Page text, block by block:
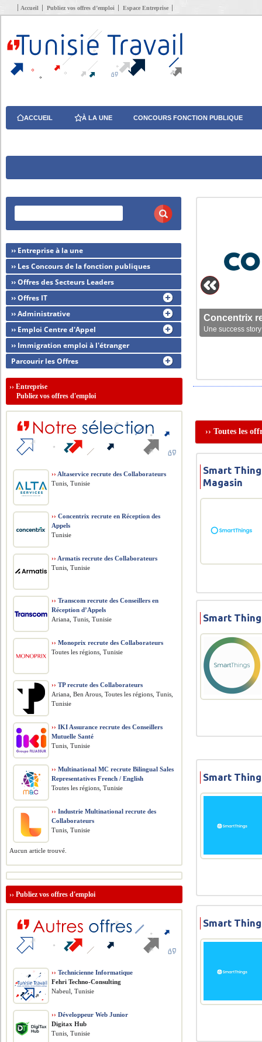
Accueil Publiez vos offres d’emploi Espace Entreprise
ACCUEIL À LA UNE CONCOURS FONCTION PUBLIQUE
Concentrix
Une success
›› Toutes les
Smart
Magasin
Smart
Smart
Smart
›› Entreprise à la une
›› Les Concours de la fonction publiques
›› Offres des Secteurs Leaders
›› Offres IT
›› Administrative
›› Emploi Centre d'Appel
›› Immigration emploi à l'étranger
Parcourir les Offres
››Entreprise
Publiez vos offres d'emploi
›› Altaservice recrute des Collaborateurs
Tunis, Tunisie
›› Concentrix recrute en Réception des
Appels
Tunisie
›› Armatis recrute des Collaborateurs
Tunis, Tunisie
›› Transcom recrute des Conseillers en
Réception d’Appels
Ariana, Tunis, Tunisie
›› Monoprix recrute des Collaborateurs
Toutes les régions, Tunisie
›› TP recrute des Collaborateurs
Ariana, Ben Arous, Toutes les régions, Tunis,
Tunisie
›› IKI Assurance recrute des Conseillers
Mutuelle Santé
Tunis, Tunisie
›› Multinational MC recrute Bilingual Sales
Representatives French / English
Toutes les régions, Tunisie
›› Industrie Multinational recrute des
Collaborateurs
Tunis, Tunisie
Aucun article trouvé.
››Publiez vos offres d'emploi
›› Technicienne Informatique
Fehri Techno-Consulting
Nabeul, Tunisie
›› Développeur Web Junior
Digitax Hub
Tunis, Tunisie